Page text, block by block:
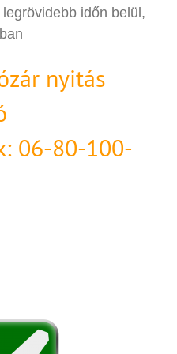
időn belül,
nyitás
06-80-100-